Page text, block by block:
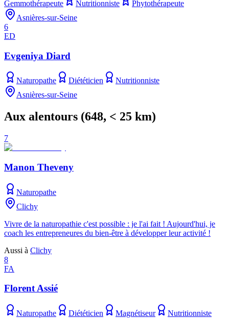
Gemmothérapeute
Nutritionniste
Phytothérapeute
Asnières-sur-Seine
6
ED
Evgeniya Diard
Naturopathe Diététicien
Nutritionniste
Asnières-sur-Seine
Aux alentours (648, < 25 km)
7
Manon Theveny
Naturopathe
Clichy
Vivre de la naturopathie c'est possible : je l'ai fait ! Aujourd'hui, je
coach les entrepreneures du bien-être à développer leur activité !
Aussi à Clichy
8
FA
Florent Assié
Naturopathe Diététicien Magnétiseur
Nutritionniste